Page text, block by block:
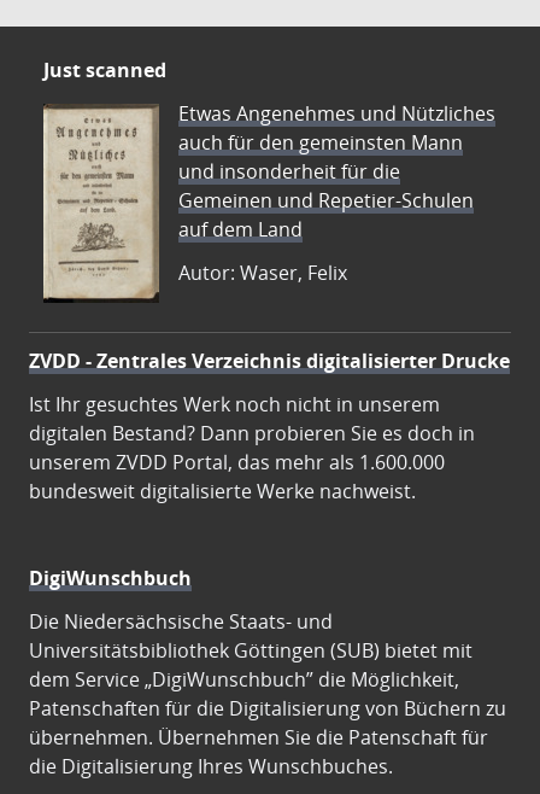
Just scanned
Etwas Angenehmes und Nützliches
auch für den gemeinsten Mann
und insonderheit für die
Gemeinen und Repetier-Schulen
auf dem Land
Autor: Waser, Felix
ZVDD - Zentrales Verzeichnis digitalisierter Drucke
Ist Ihr gesuchtes Werk noch nicht in unserem
digitalen Bestand? Dann probieren Sie es doch in
unserem ZVDD Portal, das mehr als 1.600.000
bundesweit digitalisierte Werke nachweist.
DigiWunschbuch
Die Niedersächsische Staats- und
Universitätsbibliothek Göttingen (SUB) bietet mit
dem Service „DigiWunschbuch” die Möglichkeit,
Patenschaften für die Digitalisierung von Büchern zu
übernehmen. Übernehmen Sie die Patenschaft für
die Digitalisierung Ihres Wunschbuches.